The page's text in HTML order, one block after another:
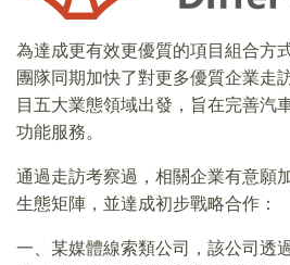
為達成更有效更優質的項目組合方
團隊同期加快了對更多優質企業走
目五大業態領域出發，旨在完善汽
功能服務。
通過走訪考察過，相關企業有意願
生態矩陣，並達成初步戰略合作：
一、某媒體線索類公司，該公司透